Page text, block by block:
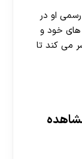
او در
های خود و
می کند تا